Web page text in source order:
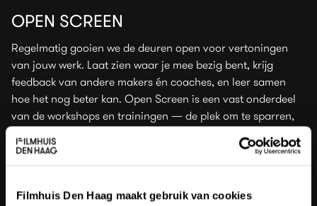
Filmhuis Den Haag maakt gebruik van cookies
OPEN SCREEN
Regelmatig gooien we de deuren open voor vertoningen
van jouw werk. Laat zien waar je mee bezig bent, krijg
feedback van andere makers én coaches, en leer samen
hoe het nog beter kan. Open Screen is een vast onderdeel
van de workshops en trainingen — de plek om te sparren,